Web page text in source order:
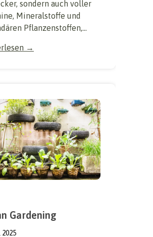
sondern auch voller
Mineralstoffe und
Pflanzenstoffen,...
→
Gardening
2025